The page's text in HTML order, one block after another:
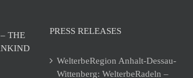
THE
PRESS RELEASES
WelterbeRegion Anhalt-Dessau-
Wittenberg: WelterbeRadeln –